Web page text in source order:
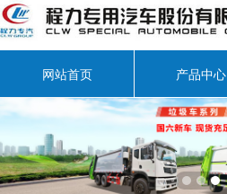
网站首页 产品中心